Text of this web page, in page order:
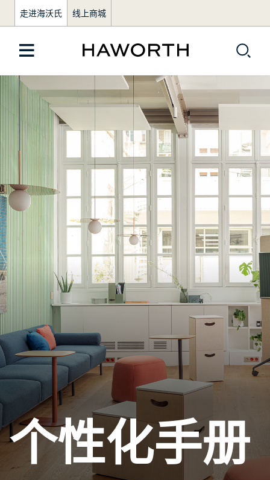
走进海沃氏 线上商城
个性化手册